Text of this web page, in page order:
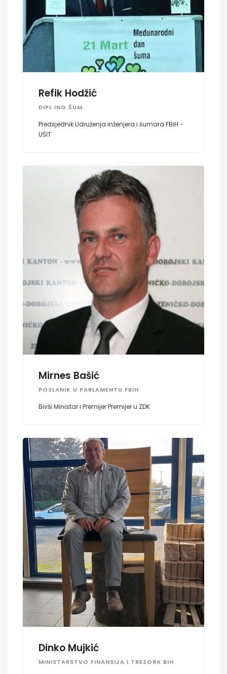
Refik Hodžić
DIPL.ING.ŠUM.
Predsjednik Udruženja inženjera i šumara FBiH -
UŠIT
Mirnes Bašić
POSLANIK U PARLAMENTU FBIH
Bivši Ministar i Premijer Premijer u ZDK
Dinko Mujkić
MINISTARSTVO FINANSIJA I TREZORA BIH